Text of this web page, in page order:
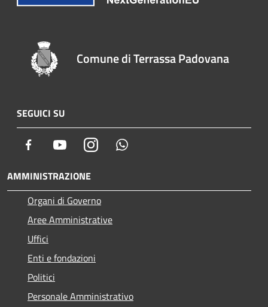
Comune di Terrassa Padovana
SEGUICI SU
Facebook YoutubeInstagram
AMMINISTRAZIONE
Organi di Governo
Aree Amministrative
Uffici
Enti e fondazioni
Politici
Personale Amministrativo